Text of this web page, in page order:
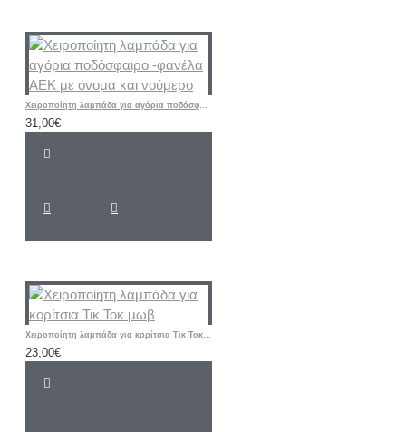
Χειροποίητη λαμπάδα για αγόρια ποδόσφαιρο -φανέλα ΑΕΚ με όνομα και νούμερο
31,00€
Χειροποίητη λαμπάδα για κορίτσια Τικ Τοκ μωβ
23,00€